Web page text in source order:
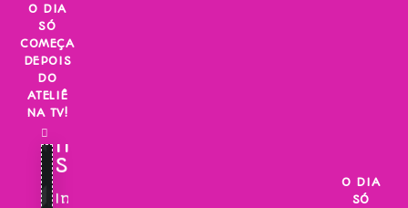
Skip
content
O DIA
SÓ
COMEÇA
DEPOIS
DO
ATELIÊ
NA TV!
INSCREVA-
SE!
Inscreva-
O DIA
SÓ